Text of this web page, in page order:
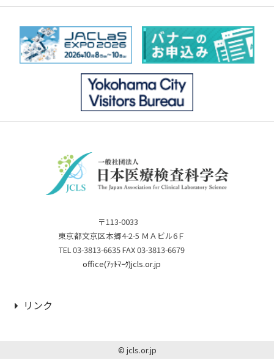
〒113-0033
東京都文京区本郷4-2-5 ＭＡビル6Ｆ
TEL 03-3813-6635 FAX 03-3813-6679
office(ｱｯﾄﾏｰｸ)jcls.or.jp
リンク
© jcls.or.jp